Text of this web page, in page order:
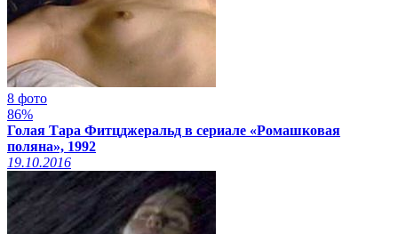
8 фото
86%
Голая Тара Фитцджеральд в сериале «Ромашковая
поляна», 1992
19.10.2016